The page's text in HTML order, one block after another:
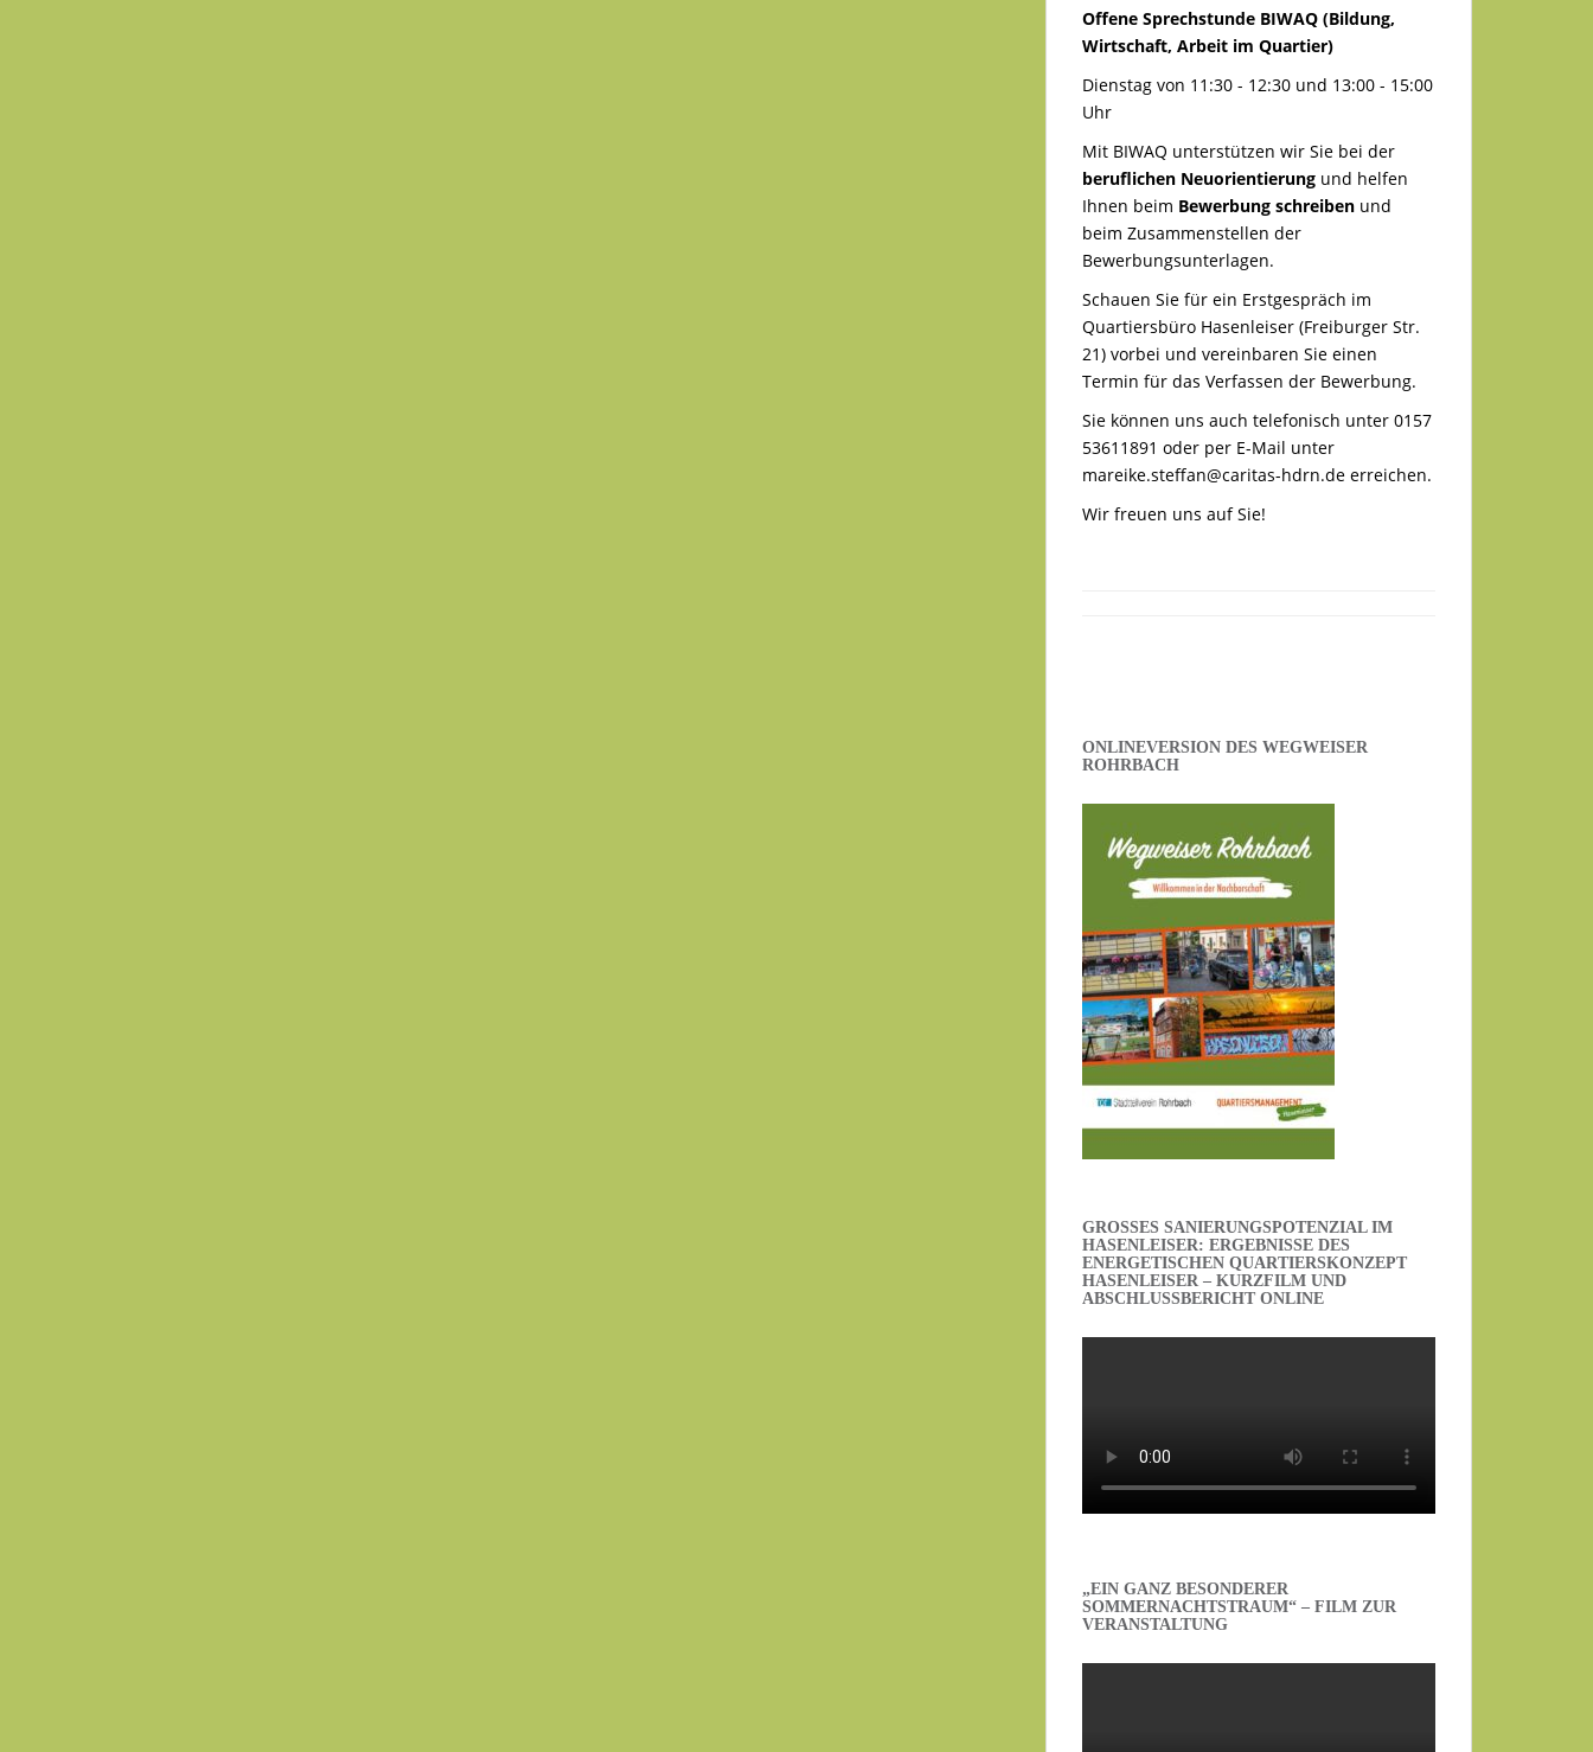
Offene Sprechstunde BIWAQ (Bildung,
Wirtschaft, Arbeit im Quartier)
Dienstag von 11:30 - 12:30 und 13:00 - 15:00
Uhr
Mit BIWAQ unterstützen wir Sie bei der
beruflichen Neuorientierung und helfen
Ihnen beim Bewerbung schreiben und
beim Zusammenstellen der
Bewerbungsunterlagen.
Schauen Sie für ein Erstgespräch im
Quartiersbüro Hasenleiser (Freiburger Str.
21) vorbei und vereinbaren Sie einen
Termin für das Verfassen der Bewerbung.
Sie können uns auch telefonisch unter 0157
53611891 oder per E-Mail unter
mareike.steffan@caritas-hdrn.de erreichen.
Wir freuen uns auf Sie!
ONLINEVERSION DES WEGWEISER
ROHRBACH
GROSSES SANIERUNGSPOTENZIAL IM H
ASENLEISER: ERGEBNISSE DES E
NERGETISCHEN QUARTIERSKONZEPT H
ASENLEISER – KURZFILM UND A
BSCHLUSSBERICHT ONLINE
„EIN GANZ BESONDERER
SOMMERNACHTSTRAUM“ – FILM ZUR
VERANSTALTUNG